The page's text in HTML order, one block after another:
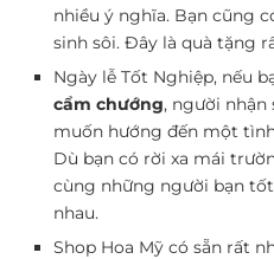
nhiều ý nghĩa. Bạn cũng
sinh sôi. Đây là quà tặng
Ngày lễ Tốt Nghiệp, nếu
cẩm chướng, người nhận
muốn hướng đến một
Dù bạn có rời xa mái
cùng những người bạn
nhau.
Shop Hoa Mỹ có sẵn rất